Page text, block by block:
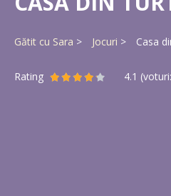
Gătit cu Sara Jocuri Casa
Rating 4.1 (voturi: